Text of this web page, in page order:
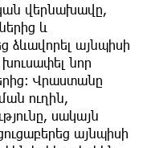
վերնախավը,
և
ձևավորել այնպիսի
նոր
Վրաստանը
ուղին,
սակայն
այնպիսի